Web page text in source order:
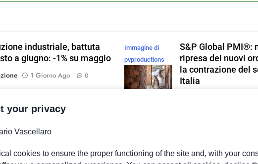
industriale, battuta
a giugno: -1% su maggio
1 Giorno Ago 0
Immagine di
pvproductions
su Magnific
S&P Global PMI®:
ripresa dei nuovi
la contrazione del
Italia
il taglio delle accise
73% in green
your privacy
Vascellaro
cookies to ensure the proper functioning of the site and, with your